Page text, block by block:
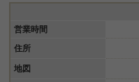
営業時間
住所
地図